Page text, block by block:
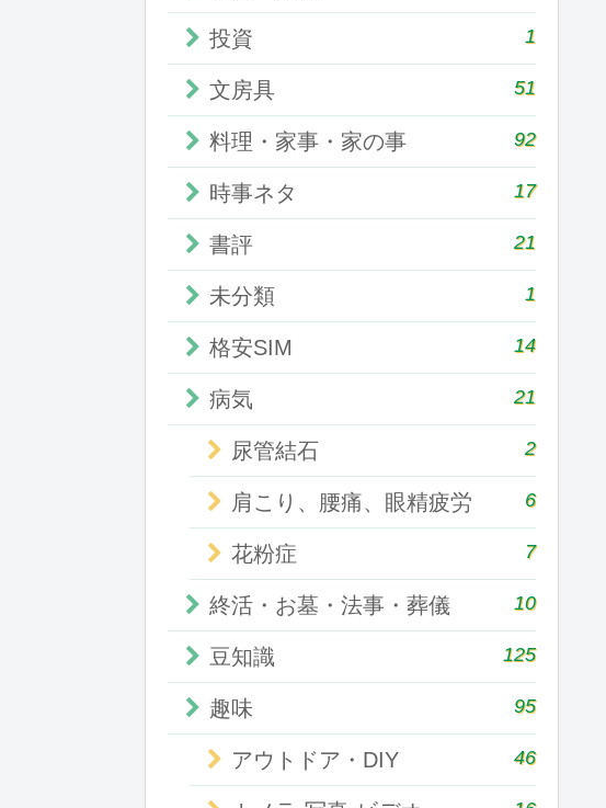
投資 1
文房具 51
料理・家事・家の事 92
時事ネタ 17
書評 21
未分類 1
格安SIM 14
病気 21
尿管結石 2
肩こり、腰痛、眼精疲労 6
花粉症 7
終活・お墓・法事・葬儀 10
豆知識 125
趣味 95
アウトドア・DIY 46